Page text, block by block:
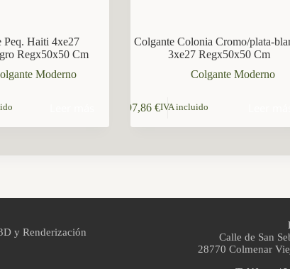
Peq. Haiti 4xe27
Regx50x50 Cm
Moderno
Colgante Colonia Cromo/plata-
3xe27 Regx50x50 Cm
Colgante Moderno
97,86€IVA incluido
y Renderización
Calle de San
28770 Colmenar